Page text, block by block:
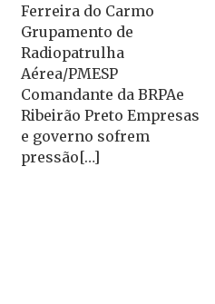
Ferreira do Carmo
Grupamento de
Radiopatrulha
Aérea/PMESP
Comandante da BRPAe
Ribeirão Preto Empresas
e governo sofrem
pressão[…]